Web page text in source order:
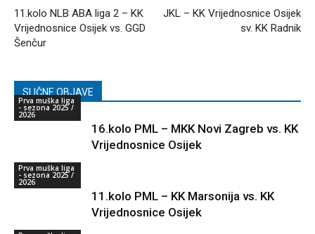
11.kolo NLB ABA liga 2 – KK
Vrijednosnice Osijek vs. GGD
Šenčur
JKL – KK Vrijednosnice Osijek
sv. KK Radnik
SLIČNE OBJAVE
Prva muška liga
- sezona 2025 /
2026
16.kolo PML – MKK Novi Zagreb vs. KK
Vrijednosnice Osijek
Prva muška liga
- sezona 2025 /
2026
11.kolo PML – KK Marsonija vs. KK
Vrijednosnice Osijek